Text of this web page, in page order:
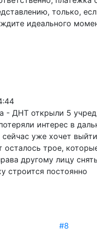
только,
идеального
- ДНТ открыли 5
интерес в
сейчас уже хочет
трое,
другому лицу
строится постоянно
#8